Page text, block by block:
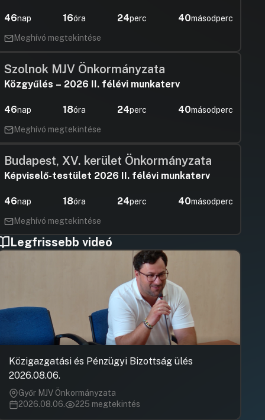
feladatok elvégzésére
HozzászólásokUgrás a napirendi pontra
Rózsa
46nap 16óra 24perc 39másodperc
Meghívó megtekintése
Szolnok MJV Önkormányzata
Közgyűlés – 2026 II. félévi munkaterv
46nap 18óra 24perc 39másodperc
Meghívó megtekintése
Budapest, XV. kerület Önkormányzata
Képviselő-testület 2026 II. félévi munkaterv
46nap 18óra 24perc 39másodperc
Meghívó megtekintése
Legfrissebb videó
Közigazgatási és Pénzügyi Bizottság ülés
2026.08.06.
Győr MJV Önkormányzata
2026.08.06.
225 megtekintés